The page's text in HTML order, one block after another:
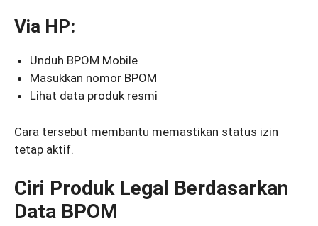
Via HP:
Unduh BPOM Mobile
Masukkan nomor BPOM
Lihat data produk resmi
Cara tersebut membantu memastikan status izin
tetap aktif.
Ciri Produk Legal Berdasarkan
Data BPOM